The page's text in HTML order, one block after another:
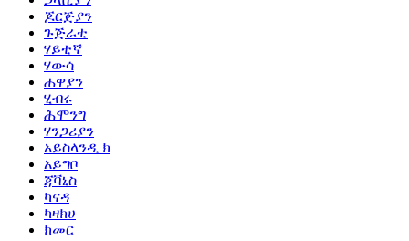
ጆርጅያን
ጉጅራቲ
ሃይቲኛ
ሃውሳ
ሐዋያን
ሂብሩ
ሕሞንግ
ሃንጋሪያን
አይስላንዲ ክ
አይግቦ
ጃቫኒስ
ካናዳ
ካዛክሀ
ክመር